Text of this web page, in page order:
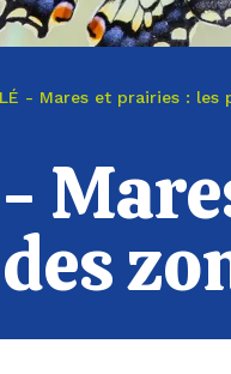
- Mares et prairies :